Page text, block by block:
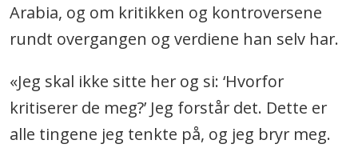
Arabia, og om kritikken og kontroversene
rundt overgangen og verdiene han selv har.
«Jeg skal ikke sitte her og si: ‘Hvorfor
kritiserer de meg?’ Jeg forstår det. Dette er
alle tingene jeg tenkte på, og jeg bryr meg.